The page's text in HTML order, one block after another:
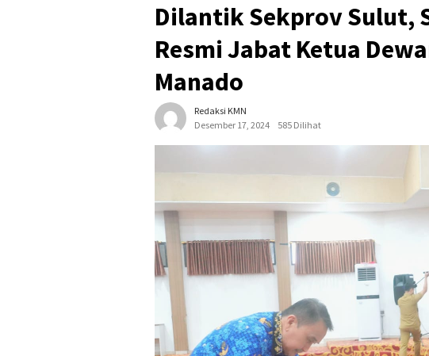
Dilantik Sekprov Sulut,
Resmi Jabat Ketua
Manado
Redaksi KMN
Desember 17, 2024
585 Dilihat